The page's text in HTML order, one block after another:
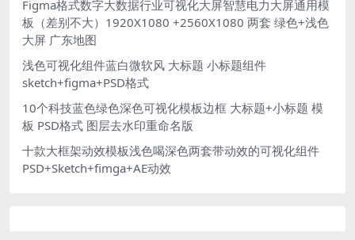
Figma格式数字大数据行业可视化大屏智慧电力大屏通用模
板（差别不大）1920X1080 +2560X1080 两套 绿色+浅色
大屏 广东地图
浅色可视化组件蓝白微软风 大标题 小标题组件
sketch+figma+PSD格式
10个科技蓝色绿色深色可视化模板边框 大标题+小标题 模
板 PSD格式 图层去水印重命名版
十款大框架动效模板浅色喝深色两套带动效的可视化组件
PSD+Sketch+fimga+AE动效